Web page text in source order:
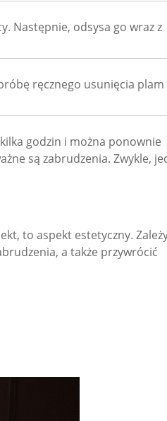
Następnie, odsysa go wraz z
ręcznego usunięcia plam
godzin i można ponownie
są zabrudzenia. Zwykle,
to aspekt estetyczny.
a także przywrócić